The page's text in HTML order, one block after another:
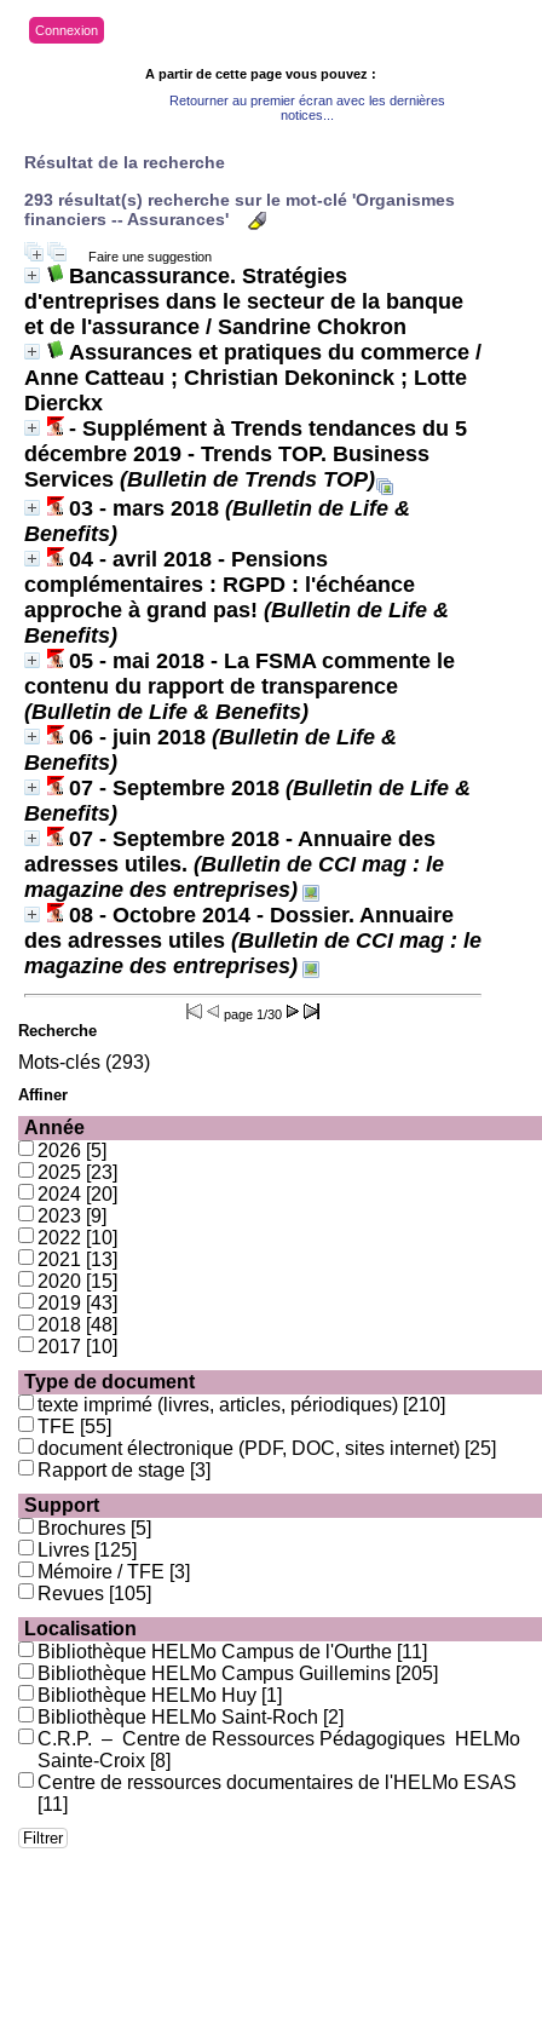
Connexion
A partir de cette page vous pouvez :
Retourner au premier écran avec les dernières
notices...
Résultat de la recherche
293 résultat(s) recherche sur le mot-clé 'Organismes
financiers -- Assurances'
Faire une suggestion
Bancassurance. Stratégies
d'entreprises dans le secteur de la banque
et de l'assurance / Sandrine Chokron
Assurances et pratiques du commerce /
Anne Catteau ; Christian Dekoninck ; Lotte
Dierckx
- Supplément à Trends tendances du 5
décembre 2019 - Trends TOP. Business
Services (Bulletin de Trends TOP)
03 - mars 2018 (Bulletin de Life &
Benefits)
04 - avril 2018 - Pensions
complémentaires : RGPD : l'échéance
approche à grand pas! (Bulletin de Life &
Benefits)
05 - mai 2018 - La FSMA commente le
contenu du rapport de transparence
(Bulletin de Life & Benefits)
06 - juin 2018 (Bulletin de Life &
Benefits)
07 - Septembre 2018 (Bulletin de Life &
Benefits)
07 - Septembre 2018 - Annuaire des
adresses utiles. (Bulletin de CCI mag : le
magazine des entreprises)
08 - Octobre 2014 - Dossier. Annuaire
des adresses utiles (Bulletin de CCI mag : le
magazine des entreprises)
page 1/30
Recherche
Mots-clés (293)
Affiner
Année
2026 [5]
2025 [23]
2024 [20]
2023 [9]
2022 [10]
2021 [13]
2020 [15]
2019 [43]
2018 [48]
2017 [10]
Type de document
texte imprimé (livres, articles, périodiques) [210]
TFE [55]
document électronique (PDF, DOC, sites internet) [25]
Rapport de stage [3]
Support
Brochures [5]
Livres [125]
Mémoire / TFE [3]
Revues [105]
Localisation
Bibliothèque HELMo Campus de l'Ourthe [11]
Bibliothèque HELMo Campus Guillemins [205]
Bibliothèque HELMo Huy [1]
Bibliothèque HELMo Saint-Roch [2]
C.R.P. – Centre de Ressources Pédagogiques HELMo
Sainte-Croix [8]
Centre de ressources documentaires de l'HELMo ESAS
[11]